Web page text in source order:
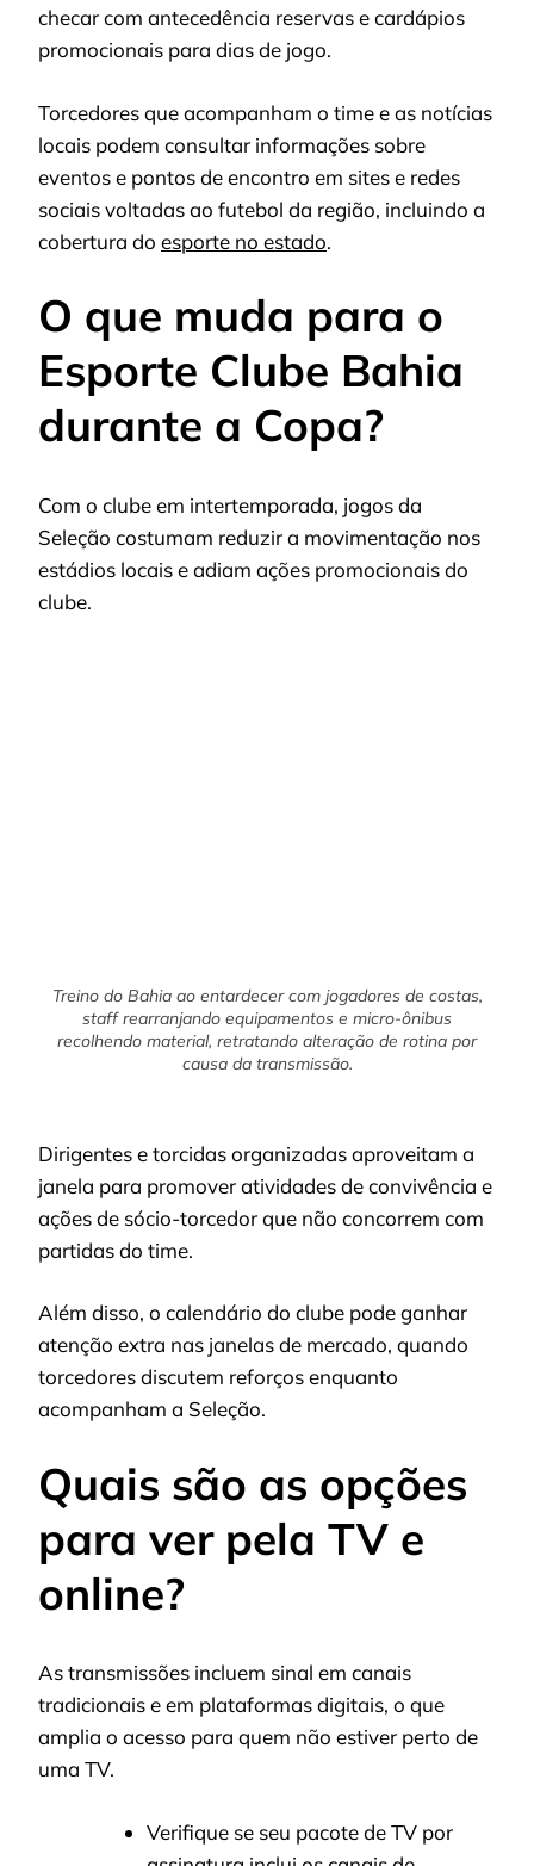
checar com antecedência reservas e cardápios
promocionais para dias de jogo.
Torcedores que acompanham o time e as notícias
locais podem consultar informações sobre
eventos e pontos de encontro em sites e redes
sociais voltadas ao futebol da região, incluindo a
cobertura do esporte no estado.
O que muda para o
Esporte Clube Bahia
durante a Copa?
Com o clube em intertemporada, jogos da
Seleção costumam reduzir a movimentação nos
estádios locais e adiam ações promocionais do
clube.
Treino do Bahia ao entardecer com jogadores de costas,
staff rearranjando equipamentos e micro-ônibus
recolhendo material, retratando alteração de rotina por
causa da transmissão.
Dirigentes e torcidas organizadas aproveitam a
janela para promover atividades de convivência e
ações de sócio-torcedor que não concorrem com
partidas do time.
Além disso, o calendário do clube pode ganhar
atenção extra nas janelas de mercado, quando
torcedores discutem reforços enquanto
acompanham a Seleção.
Quais são as opções
para ver pela TV e
online?
As transmissões incluem sinal em canais
tradicionais e em plataformas digitais, o que
amplia o acesso para quem não estiver perto de
uma TV.
Verifique se seu pacote de TV por